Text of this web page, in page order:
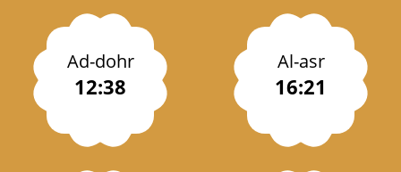
Ad-dohr
12:38
Al-asr
16:21